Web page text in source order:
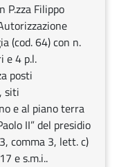
P.zza Filippo
(cod. 64) con n.
e 4 p.l.
posti
siti
e al piano terra
II” del presidio
comma 3, lett. c)
e s.m.i..